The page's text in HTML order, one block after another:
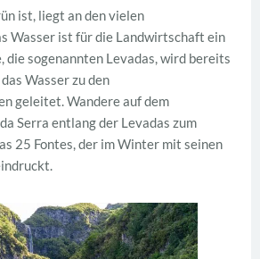
ist, liegt an den vielen
Wasser ist für die Landwirtschaft ein
die sogenannten Levadas, wird bereits
Wasser zu den
geleitet. Wandere auf dem
Serra entlang der Levadas zum
25 Fontes, der im Winter mit seinen